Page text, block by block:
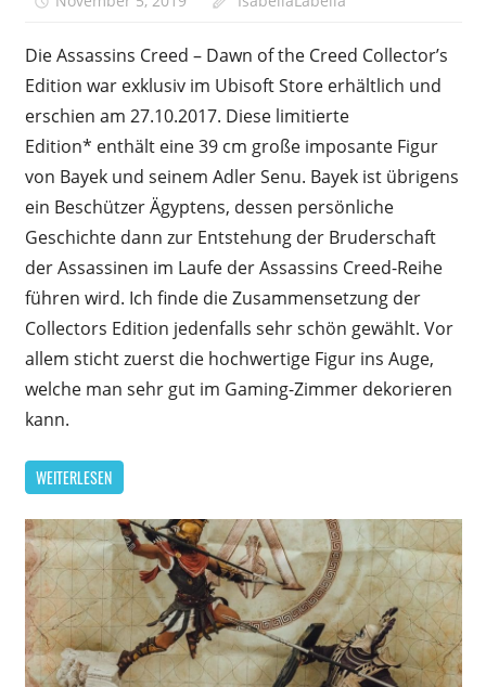
Die Assassins Creed – Dawn of the Creed Collector’s
Edition war exklusiv im Ubisoft Store erhältlich und
erschien am 27.10.2017. Diese limitierte
Edition* enthält eine 39 cm große imposante Figur
von Bayek und seinem Adler Senu. Bayek ist übrigens
ein Beschützer Ägyptens, dessen persönliche
Geschichte dann zur Entstehung der Bruderschaft
der Assassinen im Laufe der Assassins Creed-Reihe
führen wird. Ich finde die Zusammensetzung der
Collectors Edition jedenfalls sehr schön gewählt. Vor
allem sticht zuerst die hochwertige Figur ins Auge,
welche man sehr gut im Gaming-Zimmer dekorieren
kann.
WEITERLESEN